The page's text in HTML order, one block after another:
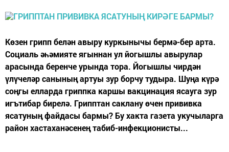
Көзен грипп белән авыру куркынычы бермә-бер арта.
Социаль әһәмияте ягыннан ул йогышлы авырулар
арасында беренче урында тора. Йогышлы чирдән
үлүчеләр санының артуы зур борчу тудыра. Шуңа күрә
соңгы елларда гриппка каршы вакцинация ясауга зур
игътибар бирелә. Грипптан саклану өчен прививка
ясатуның файдасы бармы? Бу хакта газета укучыларга
район хастаханәсенең табиб-инфекционисты...